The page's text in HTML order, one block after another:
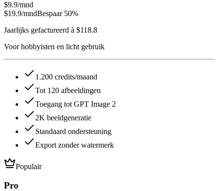
$9.9/mnd
$19.9/mndBespaar 50%
Jaarlijks gefactureerd à $118.8
Voor hobbyisten en licht gebruik
1.200 credits/maand
Tot 120 afbeeldingen
Toegang tot GPT Image 2
2K beeldgeneratie
Standaard ondersteuning
Export zonder watermerk
Populair
Pro